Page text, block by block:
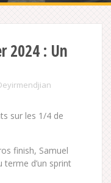
2024 : Un
sur les 1/4 de
finish, Samuel
d’un sprint